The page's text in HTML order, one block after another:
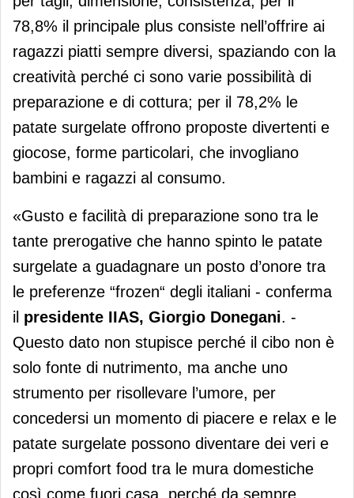
78,8% il principale plus consiste nell’offrire ai
ragazzi piatti sempre diversi, spaziando con la
creatività perché ci sono varie possibilità di
preparazione e di cottura; per il 78,2% le
patate surgelate offrono proposte divertenti e
giocose, forme particolari, che invogliano
bambini e ragazzi al consumo.
«Gusto e facilità di preparazione sono tra le
tante prerogative che hanno spinto le patate
surgelate a guadagnare un posto d’onore tra
le preferenze “frozen“ degli italiani - conferma
il presidente IIAS, Giorgio Donegani. -
Questo dato non stupisce perché il cibo non è
solo fonte di nutrimento, ma anche uno
strumento per risollevare l’umore, per
concedersi un momento di piacere e relax e le
patate surgelate possono diventare dei veri e
propri comfort food tra le mura domestiche
così come fuori casa, perché da sempre